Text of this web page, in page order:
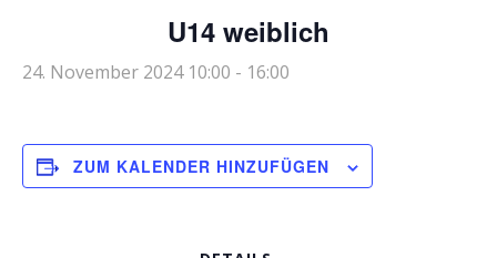
U14 weiblich
24. November 2024 10:00 - 16:00
ZUM KALENDER HINZUFÜGEN